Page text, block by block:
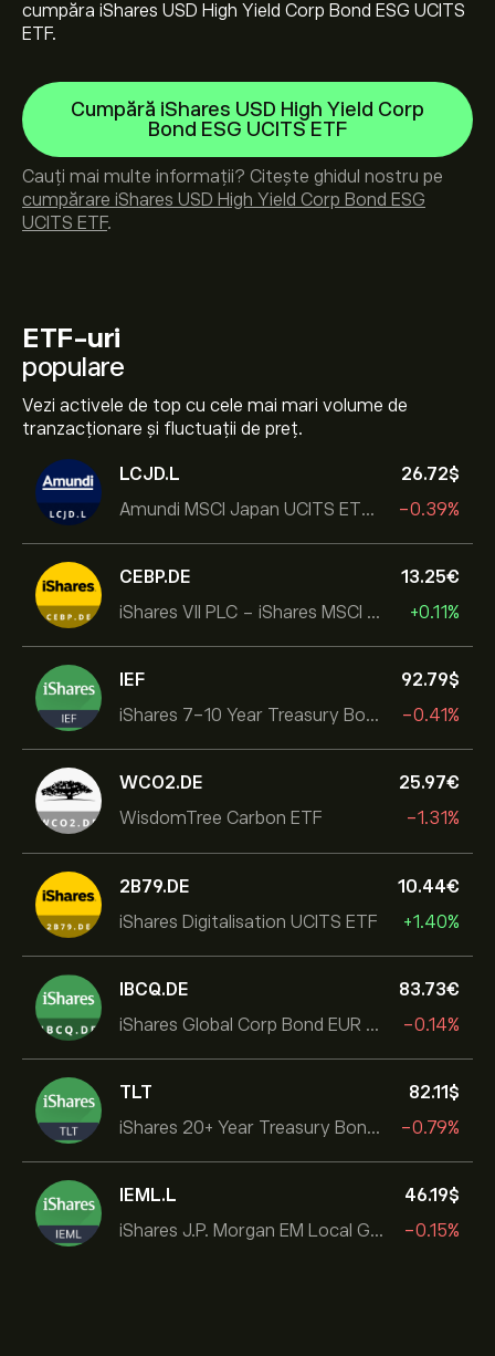
ETF-uri
populare
Vezi activele de top cu cele mai mari volume de
tranzacționare și fluctuații de preț.
LCJD.L
Amundi MSCI Japan UCITS ETF Acc
26.72‎$‎
-0.39%
CEBP.DE
iShares VII PLC - iShares MSCI EMU USD Hedged UCITS ETF
13.25‎€‎
+0.11%
IEF
iShares 7-10 Year Treasury Bond ETF
92.79‎$‎
-0.41%
WCO2.DE
WisdomTree Carbon ETF
25.97‎€‎
-1.31%
2B79.DE
iShares Digitalisation UCITS ETF
10.44‎€‎
+1.40%
IBCQ.DE
iShares Global Corp Bond EUR Hedged UCITS ETF Dist
83.73‎€‎
-0.14%
TLT
iShares 20+ Year Treasury Bond ETF
82.11‎$‎
-0.79%
IEML.L
iShares J.P. Morgan EM Local Govt Bond UCITS ETF
46.19‎$‎
-0.15%
cumpăra iShares USD High Yield Corp Bond ESG UCITS
ETF.
Cumpără iShares USD High Yield Corp
Bond ESG UCITS ETF
Cauți mai multe informații? Citește ghidul nostru pe
cumpărare iShares USD High Yield Corp Bond ESG
UCITS ETF.